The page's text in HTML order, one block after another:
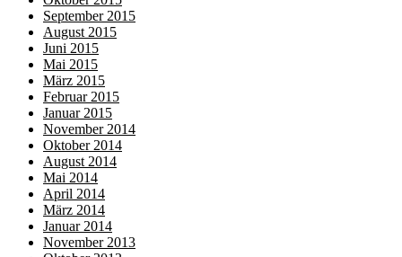
September 2015
August 2015
Juni 2015
Mai 2015
März 2015
Februar 2015
Januar 2015
November 2014
Oktober 2014
August 2014
Mai 2014
April 2014
März 2014
Januar 2014
November 2013